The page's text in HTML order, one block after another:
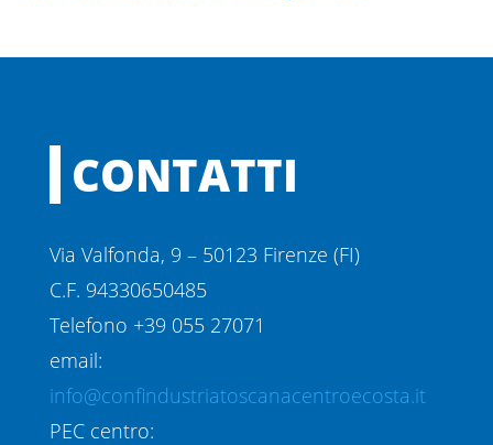
CONTATTI
Via Valfonda, 9 – 50123 Firenze (FI)
C.F. 94330650485
Telefono +39 055 27071
email:
info@confindustriatoscanacentroecosta.it
PEC centro: